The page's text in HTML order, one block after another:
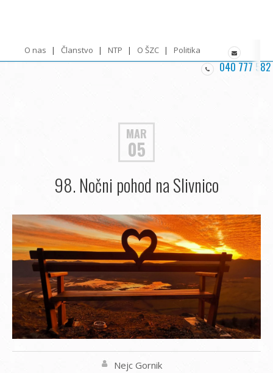
O nas Članstvo NTP O ŠZC Politika zasebnosti
040 777 582
MAR
05
98. Nočni pohod na Slivnico
Nejc Gornik